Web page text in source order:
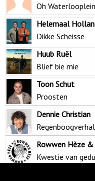
Oh Waterlooplein
Helemaal
Dikke Scheisse
Huub Ruël
Blief bie mie
Toon Schut
Proosten
Dennie Christian
Rowwen Hèze
Kwestie van